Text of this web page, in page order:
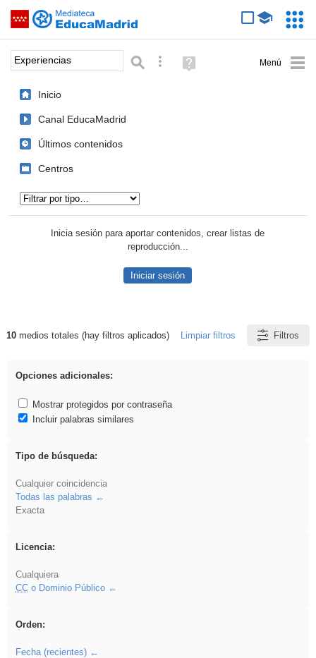
Saltar navegación
Palabra o frase: Búsqueda avanzada
Ayuda
(en
Inicio
Canal EducaMadrid
Últimos contenidos
Centros
Inicia sesión para aportar contenidos, crear listas de
reproducción...
Iniciar sesión
Resultados de: Experiencias
10medios totales (hay filtros aplicados) Limpiar filtros Filtros
Opciones adicionales:
Mostrar protegidos por contraseña
Incluir palabras similares
Tipo de búsqueda:
Cualquier coincidencia
Todas las palabras
Exacta
Licencia:
Cualquiera
CCo Dominio Público
Orden:
Fecha (recientes)